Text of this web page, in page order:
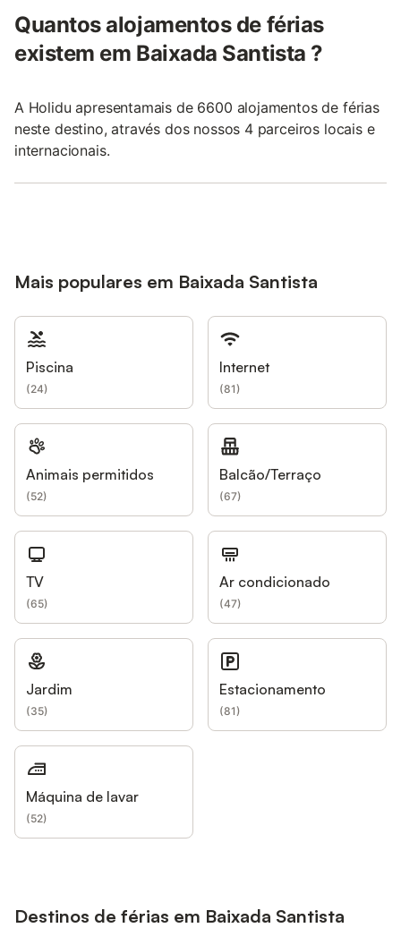
Quantos alojamentos de férias
existem em Baixada Santista ?
A Holidu apresentamais de 6600 alojamentos de férias
neste destino, através dos nossos 4 parceiros locais e
internacionais.
Mais populares em Baixada Santista
Piscina
(24)
Internet
(81)
Animais permitidos
(52)
Balcão/Terraço
(67)
TV
(65)
Ar condicionado
(47)
Jardim
(35)
Estacionamento
(81)
Máquina de lavar
(52)
Destinos de férias em Baixada Santista